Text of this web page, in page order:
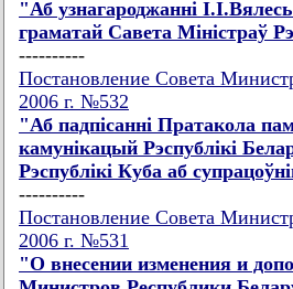
"Аб узнагароджаннi
граматай Савета Мiнiстраў
----------
Постановление Совета
2006 г. №532
"Аб падпiсаннi Пратакола
камунiкацый Рэспублiкi
Рэспублiкi Куба аб
----------
Постановление Совета
2006 г. №531
"О внесении изменения и